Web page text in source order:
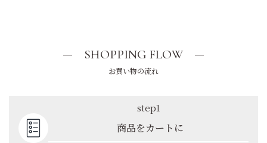
SHOPPING FLOW
お買い物の流れ
step1
商品をカートに